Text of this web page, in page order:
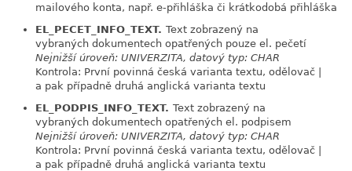
mailového konta, např. e-přihláška či krátkodobá přihláška
EL_PECET_INFO_TEXT. Text zobrazený na
vybraných dokumentech opatřených pouze el. pečetí
Nejnižší úroveň: UNIVERZITA, datový typ: CHAR
Kontrola: První povinná česká varianta textu, odělovač |
a pak případně druhá anglická varianta textu
EL_PODPIS_INFO_TEXT. Text zobrazený na
vybraných dokumentech opatřených el. podpisem
Nejnižší úroveň: UNIVERZITA, datový typ: CHAR
Kontrola: První povinná česká varianta textu, odělovač |
a pak případně druhá anglická varianta textu